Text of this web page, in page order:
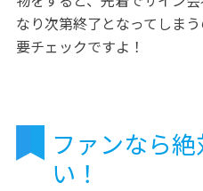
なり次第終了となってしま
要チェックですよ！
ファンなら
い！